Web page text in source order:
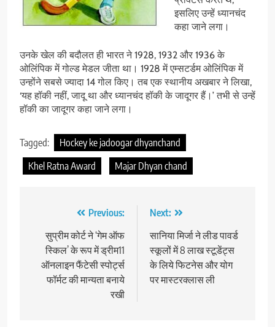
इसलिए उन्हें ध्यानचंद
कहा जाने लगा।
उनके खेल की बदौलत ही भारत ने 1928, 1932 और 1936 के
ओलिंपिक में गोल्ड मेडल जीता था। 1928 में एम्सटर्डम ओलिंपिक में
उन्होंने सबसे ज्यादा 14 गोल किए। तब एक स्थानीय अखबार ने लिखा,
‘यह हॉकी नहीं, जादू था और ध्यानचंद हॉकी के जादूगर हैं।’ तभी से उन्हें
हॉकी का जादूगर कहा जाने लगा।
Tagged:
Hockey ke jadoogar dhyanchand
Khel Ratna Award
Majar Dhyan chand
navigation
Previous:
सुप्रीम कोर्ट ने ‘गेम ऑफ
स्किल’ के रूप में ड्रीम11
ऑनलाइन फैंटेसी स्‍पोर्ट्स
फॉर्मट की मान्‍यता बनाये
रखी
Next:
सानिया मिर्जा ने लीड पावर्ड
स्‍कूलों में 8 लाख स्‍टूडेंट्स
के लिये फिटनेस और योग
पर मास्‍टरक्‍लास ली